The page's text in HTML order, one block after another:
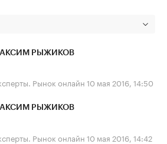
РЫЖИКОВ
Рынок онлайн10 мая 2016, 14:50
РЫЖИКОВ
Рынок онлайн10 мая 2016, 14:42